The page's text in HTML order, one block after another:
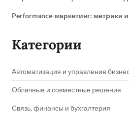
Performance-маркетинг: метрики
Категории
Автоматизация и управление
Облачные и совместные решения
Связь, финансы и бухгалтерия